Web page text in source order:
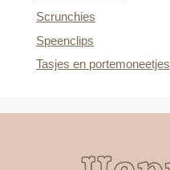
Scrunchies
Speenclips
Tasjes en portemoneetjes